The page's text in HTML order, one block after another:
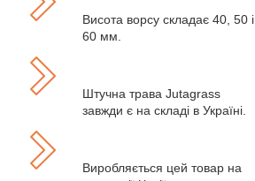
Висота ворсу складає 40, 50 і
60 мм.
Штучна трава Jutagrass
завжди є на складі в Україні.
Виробляється цей товар на